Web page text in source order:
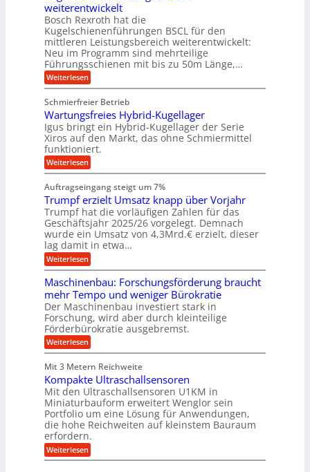
a
u
e
U
m
g
e
b
u
n
g
e
n
a
n
g
l
e
n
r
ä
z
i
s
e
H
u
b
e
w
e
g
u
n
g
e
u
t
o
m
o
t
i
v
e
n
d
M
a
s
c
h
i
e
n
b
a
u
t
a
l
e
r
W
e
r
k
z
e
u
g
k
r
e
i
s
a
u
f
weiterentwickelt
Bosch Rexroth hat die
Kugelschienenführungen BSCL für den
mittleren Leistungsbereich weiterentwickelt:
Neu im Programm sind mehrteilige
Führungsschienen mit bis zu 50m Länge,…
Weiterlesen:
K
g
e
l
s
c
h
i
e
e
n
f
ü
h
r
u
n
g
e
n
B
S
C
L
w
e
i
t
e
r
e
n
t
w
i
c
k
e
Schmierfreier Betrieb
Wartungsfreies Hybrid-Kugellager
Igus bringt ein Hybrid-Kugellager der Serie
Xiros auf den Markt, das ohne Schmiermittel
funktioniert.
Weiterlesen:
W
r
t
u
n
g
s
r
e
e
s
H
y
b
r
i
d
-
u
g
e
l
a
g
e
r
Auftragseingang steigt um 7%
Trumpf erzielt Umsatz knapp über Vorjahr
Trumpf hat die vorläufigen Zahlen für das
Geschäftsjahr 2025/26 vorgelegt. Demnach
wurde ein Umsatz von 4,3Mrd.€ erzielt, dieser
lag damit in etwa…
Weiterlesen:
T
u
m
p
f
e
r
z
i
e
t
U
m
s
a
z
k
n
Maschinenbau: Forschungsförderung braucht
mehr Tempo und weniger Bürokratie
Der Maschinenbau investiert stark in
Forschung, wird aber durch kleinteilige
Förderbürokratie ausgebremst.
Weiterlesen:
M
s
c
h
i
n
e
n
b
a
u
Mit 3 Metern Reichweite
Kompakte Ultraschallsensoren
Mit den Ultraschallsensoren U1KM in
Miniaturbauform erweitert Wenglor sein
Portfolio um eine Lösung für Anwendungen,
die hohe Reichweiten auf kleinstem Bauraum
erfordern.
Weiterlesen:
K